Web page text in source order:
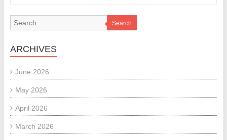
Search
ARCHIVES
June 2026
May 2026
April 2026
March 2026